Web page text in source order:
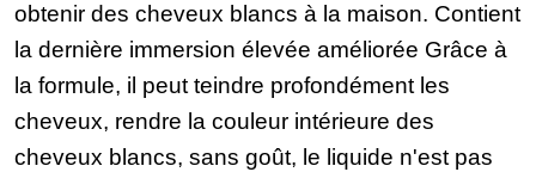
obtenir des cheveux blancs à la maison. Contient
la dernière immersion élevée améliorée Grâce à
la formule, il peut teindre profondément les
cheveux, rendre la couleur intérieure des
cheveux blancs, sans goût, le liquide n'est pas